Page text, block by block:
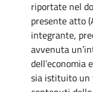
riportate nel
presente atto
integrante,
avvenuta
dell’economia
sia istituito un